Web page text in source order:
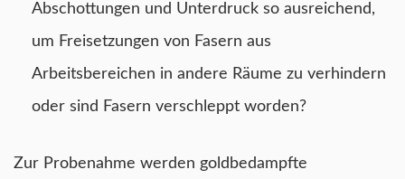
Abschottungen und Unterdruck so ausreichend,
um Freisetzungen von Fasern aus
Arbeitsbereichen in andere Räume zu verhindern
oder sind Fasern verschleppt worden?
Zur Probenahme werden goldbedampfte